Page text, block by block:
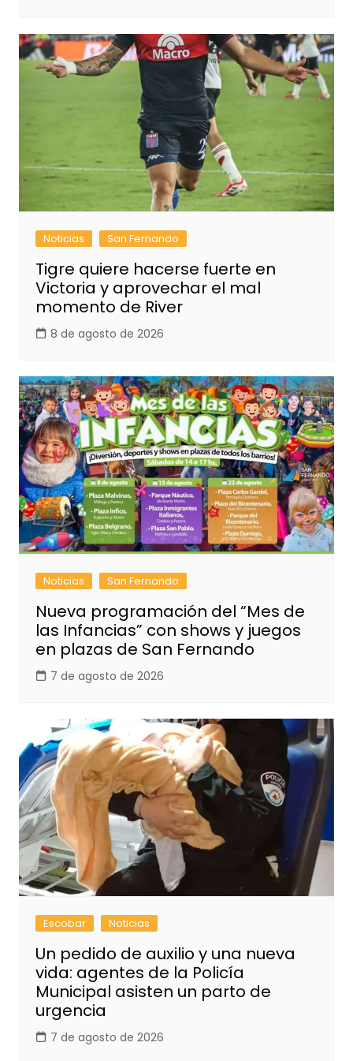
Noticias San Fernando
Tigre quiere hacerse fuerte en
Victoria y aprovechar el mal
momento de River
8 de agosto de 2026
Noticias San Fernando
Nueva programación del “Mes de
las Infancias” con shows y juegos
en plazas de San Fernando
7 de agosto de 2026
Escobar Noticias
Un pedido de auxilio y una nueva
vida: agentes de la Policía
Municipal asisten un parto de
urgencia
7 de agosto de 2026